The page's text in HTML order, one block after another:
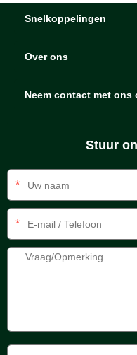
Snelkoppelingen
Over ons
Neem contact met ons
Stuur
*
*